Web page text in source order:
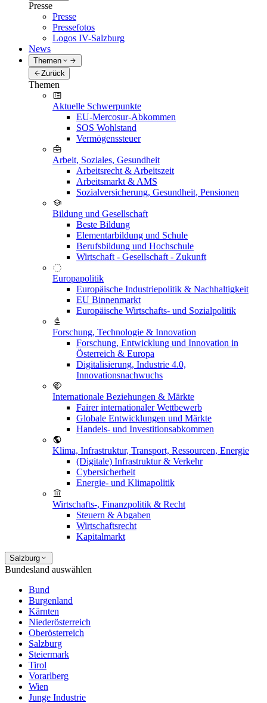
Presse
Presse
Pressefotos
Logos IV-Salzburg
News
Themen
Zurück
Themen
Aktuelle Schwerpunkte
EU-Mercosur-Abkommen
SOS Wohlstand
Vermögenssteuer
Arbeit, Soziales, Gesundheit
Arbeitsrecht & Arbeitszeit
Arbeitsmarkt & AMS
Sozialversicherung, Gesundheit, Pensionen
Bildung und Gesellschaft
Beste Bildung
Elementarbildung und Schule
Berufsbildung und Hochschule
Wirtschaft - Gesellschaft - Zukunft
Europapolitik
Europäische Industriepolitik & Nachhaltigkeit
EU Binnenmarkt
Europäische Wirtschafts- und Sozialpolitik
Forschung, Technologie & Innovation
Forschung, Entwicklung und Innovation in
Österreich & Europa
Digitalisierung, Industrie 4.0,
Innovationsnachwuchs
Internationale Beziehungen & Märkte
Fairer internationaler Wettbewerb
Globale Entwicklungen und Märkte
Handels- und Investitionsabkommen
Klima, Infrastruktur, Transport, Ressourcen, Energie
(Digitale) Infrastruktur & Verkehr
Cybersicherheit
Energie- und Klimapolitik
Wirtschafts-, Finanzpolitik & Recht
Steuern & Abgaben
Wirtschaftsrecht
Kapitalmarkt
Salzburg
Bundesland auswählen
Bund
Burgenland
Kärnten
Niederösterreich
Oberösterreich
Salzburg
Steiermark
Tirol
Vorarlberg
Wien
Junge Industrie